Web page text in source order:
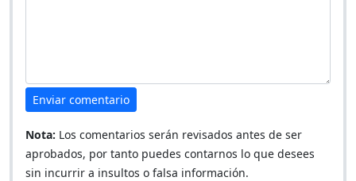
Enviar comentario
Nota: Los comentarios serán revisados antes de ser
aprobados, por tanto puedes contarnos lo que desees
sin incurrir a insultos o falsa información.